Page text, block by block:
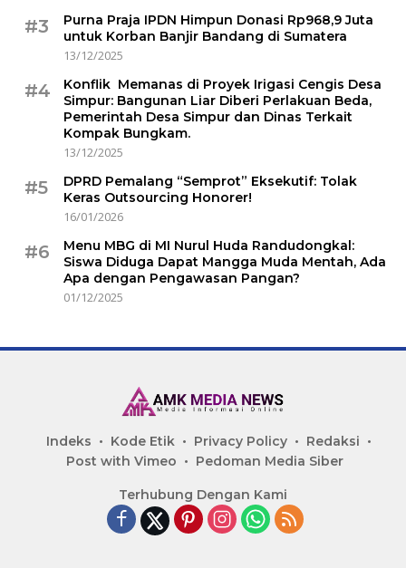
#3
Purna Praja IPDN Himpun Donasi Rp968,9 Juta
untuk Korban Banjir Bandang di Sumatera
13/12/2025
#4
Konflik Memanas di Proyek Irigasi Cengis Desa
Simpur: Bangunan Liar Diberi Perlakuan Beda,
Pemerintah Desa Simpur dan Dinas Terkait
Kompak Bungkam.
13/12/2025
#5
DPRD Pemalang “Semprot” Eksekutif: Tolak
Keras Outsourcing Honorer!
16/01/2026
#6
Menu MBG di MI Nurul Huda Randudongkal:
Siswa Diduga Dapat Mangga Muda Mentah, Ada
Apa dengan Pengawasan Pangan?
01/12/2025
Indeks Kode Etik Privacy Policy
Redaksi
Post with Vimeo
Pedoman Media Siber
Terhubung Dengan Kami